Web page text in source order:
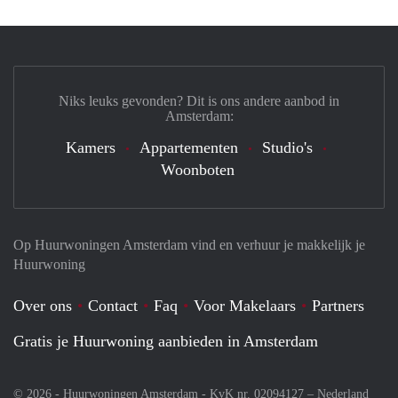
Op Huurwoningen Amsterdam vind en verhuur je makkelijk je
Huurwoning
Over ons Contact Faq Voor Makelaars
Partners
Gratis je Huurwoning aanbieden in Amsterdam
© 2026 - Huurwoningen Amsterdam - KvK nr. 02094127 – Nederland
Niks leuks gevonden? Dit is ons andere aanbod in
Amsterdam:
Kamers Appartementen
Studio's
Woonboten